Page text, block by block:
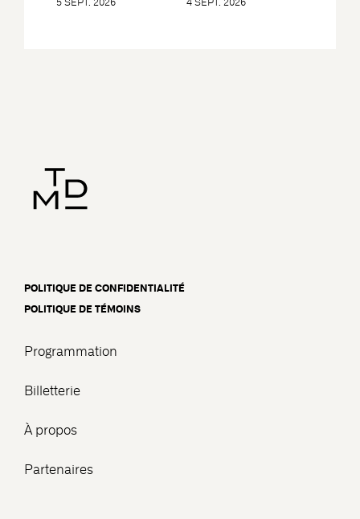
Programmation
Billetterie
À propos
Partenaires
POLITIQUE DE CONFIDENTIALITÉ
POLITIQUE DE TÉMOINS